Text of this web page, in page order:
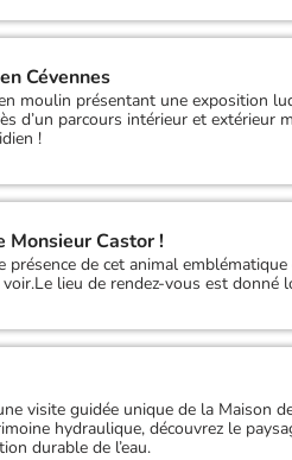
Cévennes
moulin présentant une exposition
d’un parcours intérieur et extérieur
!
Monsieur Castor !
de cet animal
lieu de rendez-vous est donné
visite guidée unique de la Maison de
hydraulique, découvrez le
durable de l’eau.